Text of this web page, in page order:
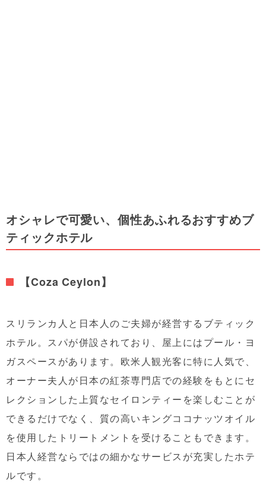
オシャレで可愛い、個性あふれるおすすめブ
ティックホテル
【Coza Ceylon】
スリランカ人と日本人のご夫婦が経営するブティック
ホテル。スパが併設されており、屋上にはプール・ヨ
ガスペースがあります。欧米人観光客に特に人気で、
オーナー夫人が日本の紅茶専門店での経験をもとにセ
レクションした上質なセイロンティーを楽しむことが
できるだけでなく、質の高いキングココナッツオイル
を使用したトリートメントを受けることもできます。
日本人経営ならではの細かなサービスが充実したホテ
ルです。